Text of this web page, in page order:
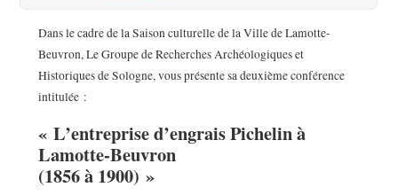
Dans le cadre de la Saison culturelle de la Ville de Lamotte-
Beuvron, Le Groupe de Recherches Archéologiques et
Historiques de Sologne, vous présente sa deuxième conférence
intitulée :
« L’entreprise d’engrais Pichelin à
Lamotte-Beuvron
(1856 à 1900) »